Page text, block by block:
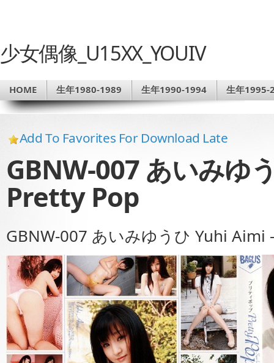
少女偶像_U15XX_YOUIV
HOME 生年1980-1989 生年1990-1994 生年1995-
Add To Favorites For Download Late
GBNW-007 あいみゆ
Pretty Pop
GBNW-007 あいみゆうひ Yuhi Aimi